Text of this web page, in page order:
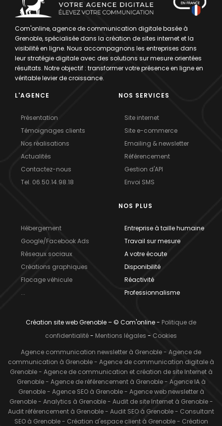
Com'online, agence de communication digitale basée à
Grenoble, spécialisée dans la création de sites internet et la
visibilité en ligne. Nous accompagnons les entreprises dans
leur stratégie digitale avec des solutions sur mesure orientées
résultats. Notre objectif : transformer votre présence en ligne en
véritable levier de croissance.
L'AGENCE
Présentation
Témoignages clients
Nos réalisations
Actualités
Contactez-nous
Tel. 06.50.14.98.18
NOS SERVICES
Site internet
Site e-commerce
Emailing & newsletter
Référencement
Gestion d'API
Envoi SMS
Hébergement
Google/Facebook Ads
Réseaux sociaux
Créations graphiques
Flocage véhicule
...
NOS PLUS
Entreprise à taille humaine
Travail sur mesure
A votre écoute
Disponibilité
Réactivité
Professionnalisme
Création site web Grenoble – © Com'online - Politique de
confidentialité- Mentions légales - Cookies
Agence communication newsletter à Grenoble- Agence de
communication à Grenoble- Agence de communication digitale à
Grenoble- Agence de communication et création de site Internet à
Grenoble- Agence de référencement à Grenoble- Agence IA à
Grenoble- Agence SEO à Grenoble- Agence web newsletter à
Grenoble- Analytics à Grenoble- Audit de site Internet à Grenoble-
Audit référencement à Grenoble- Audit SEO à Grenoble- Consultant
SEO à Grenoble- Création d'espace client à Grenoble- Création